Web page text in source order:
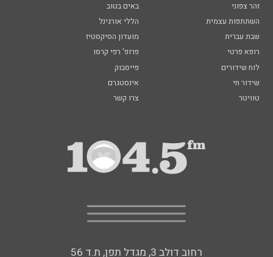
זהר צפוני
באים בטוב
השתתפות עצמית
הללי אורגינל
שבת עברית
מועדון הסיקסטיז
רופא פרטי
פרופ' רפי קרסו
לוח שידורים
פייסבוק
שידור חי
אינסטגרם
טוויטר
צרו קשר
רחוב דולב 3, מגדל תפן, ת.ד 56